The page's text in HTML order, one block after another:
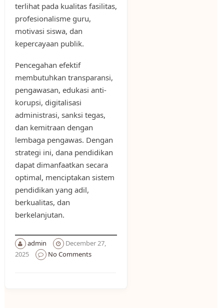
terlihat pada kualitas fasilitas,
profesionalisme guru,
motivasi siswa, dan
kepercayaan publik.
Pencegahan efektif
membutuhkan transparansi,
pengawasan, edukasi anti-
korupsi, digitalisasi
administrasi, sanksi tegas,
dan kemitraan dengan
lembaga pengawas. Dengan
strategi ini, dana pendidikan
dapat dimanfaatkan secara
optimal, menciptakan sistem
pendidikan yang adil,
berkualitas, dan
berkelanjutan.
admin
December 27,
2025
No Comments